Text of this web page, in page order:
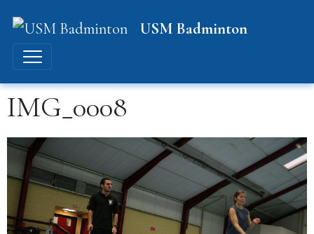
USM Badminton
IMG_0008